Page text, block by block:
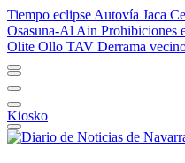
Tiempo eclipse Autovía Jaca
Osasuna-Al Ain Prohibiciones
Olite Ollo TAV Derrama
Kiosko